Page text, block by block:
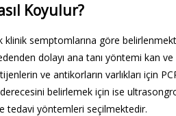
Koyulur?
klinik semptomlarına göre
dolayı ana tanı yöntemi kan ve
ve antikorların varlıkları için
belirlemek için ise
tedavi yöntemleri seçilmektedir.